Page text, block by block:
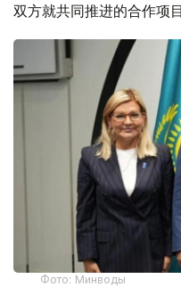
双方就共同推进的合作项
Фото: Минводы